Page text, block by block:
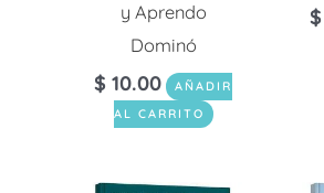
y Aprendo
Dominó
$ 10.00
AÑADIR
AL CARRITO
$